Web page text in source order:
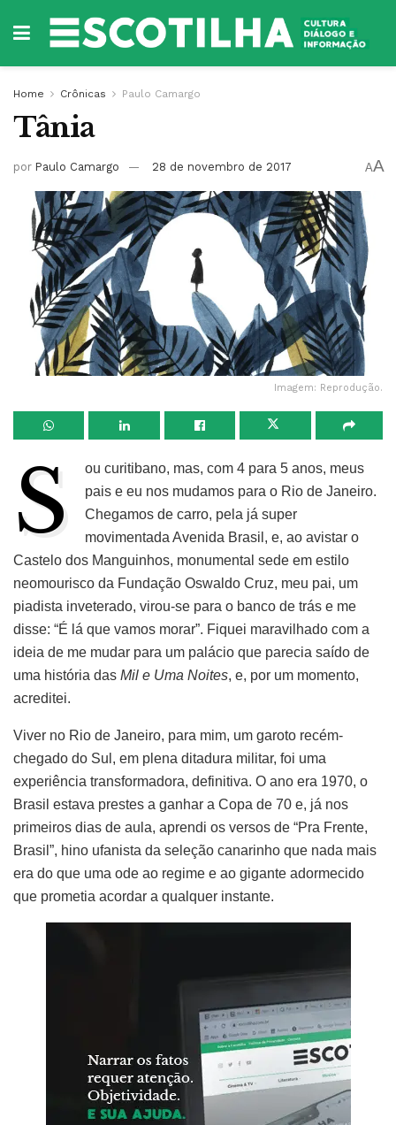
Home Crônicas Paulo Camargo
Tânia
por Paulo Camargo 28 de novembro de 2017 AA
Imagem: Reprodução.
S
ou curitibano, mas, com 4 para 5 anos, meus
pais e eu nos mudamos para o Rio de Janeiro.
Chegamos de carro, pela já super
movimentada Avenida Brasil, e, ao avistar o
Castelo dos Manguinhos, monumental sede em estilo
neomourisco da Fundação Oswaldo Cruz, meu pai, um
piadista inveterado, virou-se para o banco de trás e me
disse: “É lá que vamos morar”. Fiquei maravilhado com a
ideia de me mudar para um palácio que parecia saído de
uma história das Mil e Uma Noites, e, por um momento,
acreditei.
Viver no Rio de Janeiro, para mim, um garoto recém-
chegado do Sul, em plena ditadura militar, foi uma
experiência transformadora, definitiva. O ano era 1970, o
Brasil estava prestes a ganhar a Copa de 70 e, já nos
primeiros dias de aula, aprendi os versos de “Pra Frente,
Brasil”, hino ufanista da seleção canarinho que nada mais
era do que uma ode ao regime e ao gigante adormecido
que prometia acordar a qualquer instante.